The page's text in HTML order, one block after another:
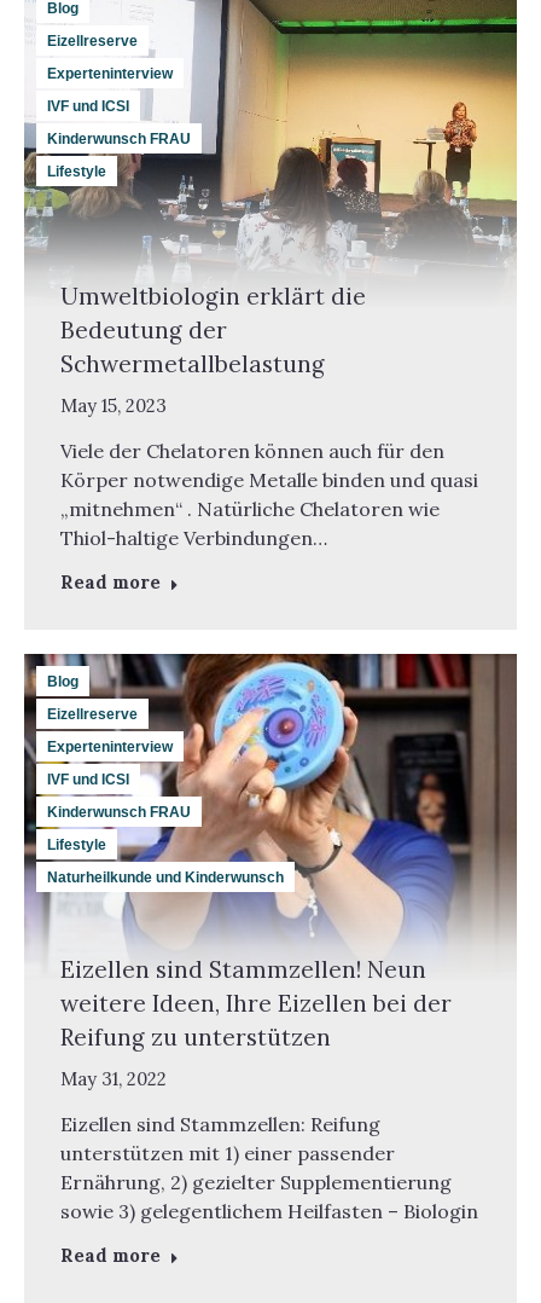
Blog
Eizellreserve
Experteninterview
IVF und ICSI
Kinderwunsch FRAU
Lifestyle
Umweltbiologin erklärt die
Bedeutung der
Schwermetallbelastung
May 15, 2023
Viele der Chelatoren können auch für den
Körper notwendige Metalle binden und quasi
„mitnehmen“ . Natürliche Chelatoren wie
Thiol-haltige Verbindungen…
Read more
Blog
Eizellreserve
Experteninterview
IVF und ICSI
Kinderwunsch FRAU
Lifestyle
Naturheilkunde und Kinderwunsch
Eizellen sind Stammzellen! Neun
weitere Ideen, Ihre Eizellen bei der
Reifung zu unterstützen
May 31, 2022
Eizellen sind Stammzellen: Reifung
unterstützen mit 1) einer passender
Ernährung, 2) gezielter Supplementierung
sowie 3) gelegentlichem Heilfasten – Biologin
Read more